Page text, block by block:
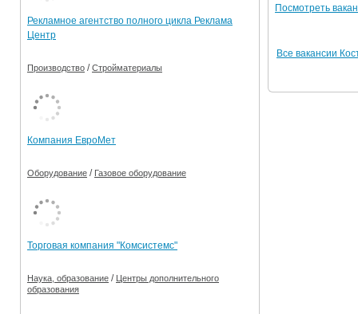
Посмотреть
Все вакансии
Рекламное агентство полного цикла Реклама
Центр
Производство /Стройматериалы
Компания ЕвроМет
Оборудование / Газовое оборудование
Торговая компания "Комсистемс"
Наука, образование / Центры дополнительного
образования